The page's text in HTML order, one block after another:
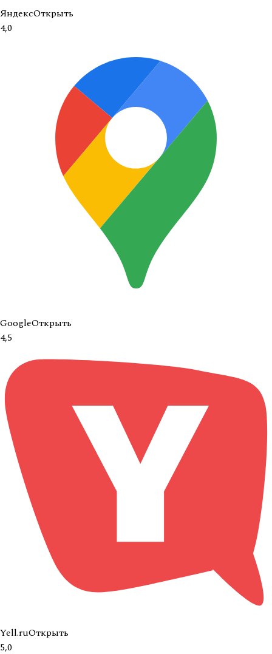
ЯндексОткрыть
4,0
GoogleОткрыть
4,5
Yell.ruОткрыть
5,0